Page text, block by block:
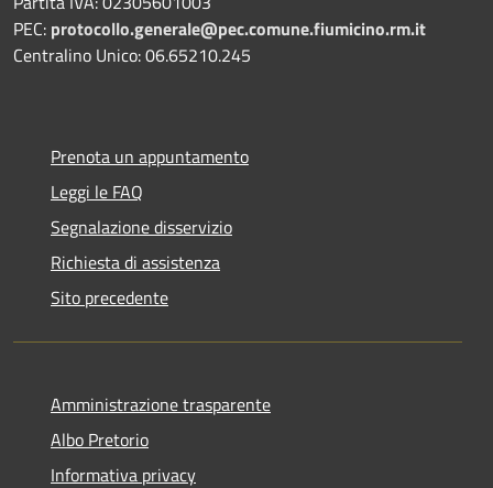
PEC: protocollo.generale@pec.comune.fiumicino.rm.it
Centralino Unico: 06.65210.245
Prenota un appuntamento
Leggi le FAQ
Segnalazione disservizio
Richiesta di assistenza
Sito precedente
Amministrazione trasparente
Albo Pretorio
Informativa privacy